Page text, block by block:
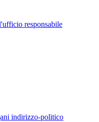
responsabile
indirizzo-politico